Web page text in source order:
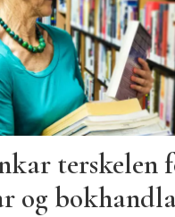
terskelen
og